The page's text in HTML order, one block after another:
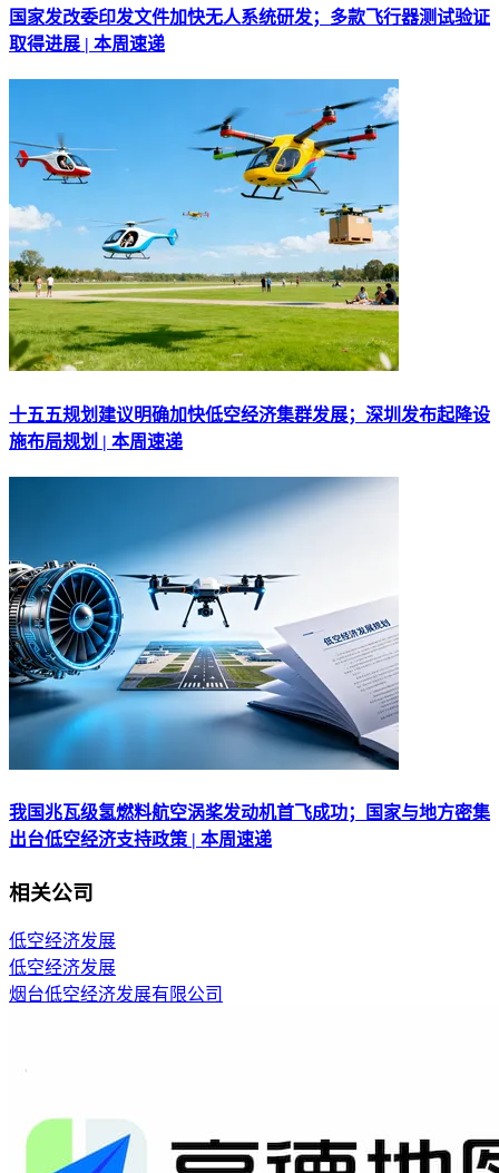
国家发改委印发文件加快无人系统研发；多款飞行器测试验证
取得进展 | 本周速递
十五五规划建议明确加快低空经济集群发展；深圳发布起降设
施布局规划 | 本周速递
我国兆瓦级氢燃料航空涡桨发动机首飞成功；国家与地方密集
出台低空经济支持政策 | 本周速递
相关公司
低空经济发展
低空经济发展
烟台低空经济发展有限公司